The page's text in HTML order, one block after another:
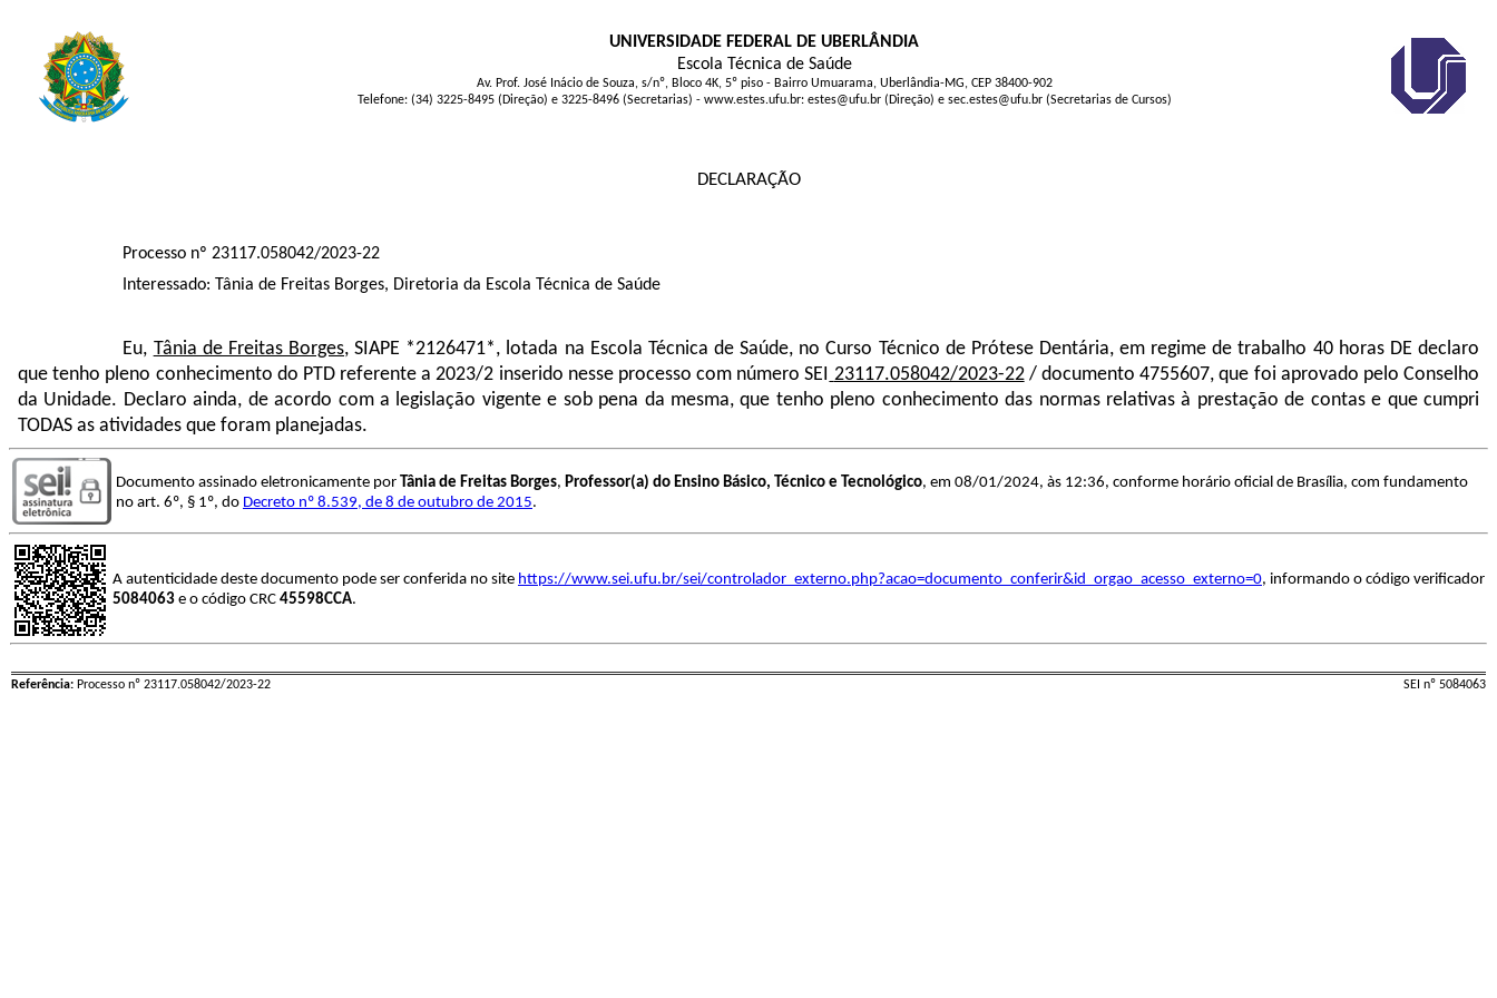
UNIVERSIDADE FEDERAL DE UBERLÂNDIA
Escola Técnica de Saúde
Av. Prof. José Inácio de Souza, s/nº, Bloco 4K, 5º piso - Bairro Umuarama, Uberlândia-MG, CEP 38400-902
Telefone: (34) 3225-8495 (Direção) e 3225-8496 (Secretarias) - www.estes.ufu.br: estes@ufu.br (Direção) e sec.estes@ufu.br (Secretarias de Cursos)
DECLARAÇÃO
Processo nº 23117.058042/2023-22
Interessado: Tânia de Freitas Borges, Diretoria da Escola Técnica de Saúde
Eu, Tânia de Freitas Borges, SIAPE *2126471*, lotada na Escola Técnica de Saúde, no Curso Técnico de Prótese Dentária,em regime de trabalho 40 horas DE declaro
que tenho pleno conhecimento do PTD referente a 2023/2 inserido nesse processo com número SEI 23117.058042/2023-22/ documento4755607, que foi aprovado pelo Conselho
da Unidade. Declaro ainda, de acordo com a legislação vigente e sob pena da mesma, que tenho pleno conhecimento das normas relativas à prestação de contas e que cumpri
TODAS as atividades que foram planejadas.
Documento assinado eletronicamente por Tânia de Freitas Borges, Professor(a) do Ensino Básico, Técnico e Tecnológico, em 08/01/2024, às 12:36, conforme horário oficial de Brasília, com fundamento
no art. 6º, § 1º, do Decreto nº 8.539, de 8 de outubro de 2015.
A autenticidade deste documento pode ser conferida no site https://www.sei.ufu.br/sei/controlador_externo.php?acao=documento_conferir&id_orgao_acesso_externo=0, informando o código verificador
5084063 e o código CRC 45598CCA.
Referência: Processo nº 23117.058042/2023-22 SEI nº 5084063